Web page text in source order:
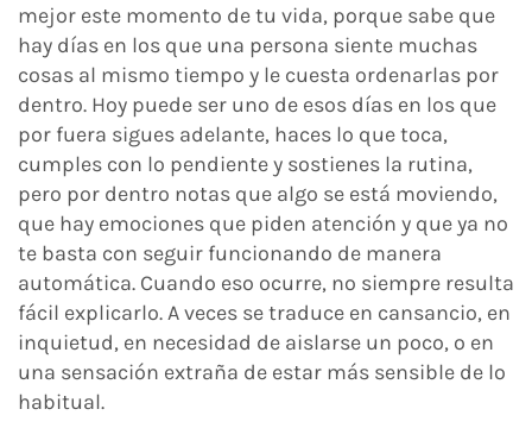
mejor este momento de tu vida, porque sabe que
hay días en los que una persona siente muchas
cosas al mismo tiempo y le cuesta ordenarlas por
dentro. Hoy puede ser uno de esos días en los que
por fuera sigues adelante, haces lo que toca,
cumples con lo pendiente y sostienes la rutina,
pero por dentro notas que algo se está moviendo,
que hay emociones que piden atención y que ya no
te basta con seguir funcionando de manera
automática. Cuando eso ocurre, no siempre resulta
fácil explicarlo. A veces se traduce en cansancio, en
inquietud, en necesidad de aislarse un poco, o en
una sensación extraña de estar más sensible de lo
habitual.